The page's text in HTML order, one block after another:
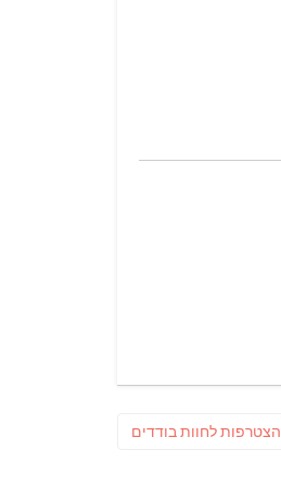
Previous
הצטרפות לחוות בודדים